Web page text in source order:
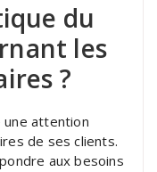
du
les
?
une attention
de ses clients.
aux besoins